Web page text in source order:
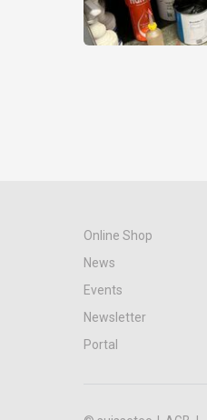
Online Shop
News
Events
Newsletter
Portal